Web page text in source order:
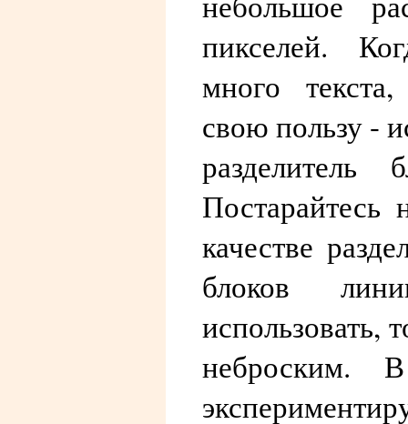
пикселей.
много
свою пользу -
разделитель
Постарайтесь
качестве
блоков
использовать,
неброским.